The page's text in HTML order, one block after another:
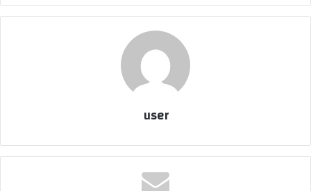
user